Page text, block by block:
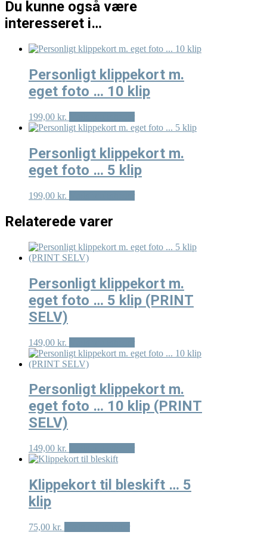
Du kunne også være
interesseret i…
Personligt klippekort m.
eget foto … 10 klip
199,00 kr.
Dette
vare
flere
varianter.
Mulighederne
kan
vælges
på
Personligt klippekort m.
eget foto … 5 klip
199,00 kr.
Dette
Mulighederne
på
varesiden
Relaterede varer
Personligt klippekort m.
eget foto … 5 klip (PRINT
SELV)
149,00 kr.
Dette
vare
varianter.
Mulighederne
kan
vælges
Personligt klippekort m.
eget foto … 10 klip (PRINT
SELV)
149,00 kr.
Dette
flere
varianter.
Klippekort til bleskift … 5
klip
75,00 kr.
Dette